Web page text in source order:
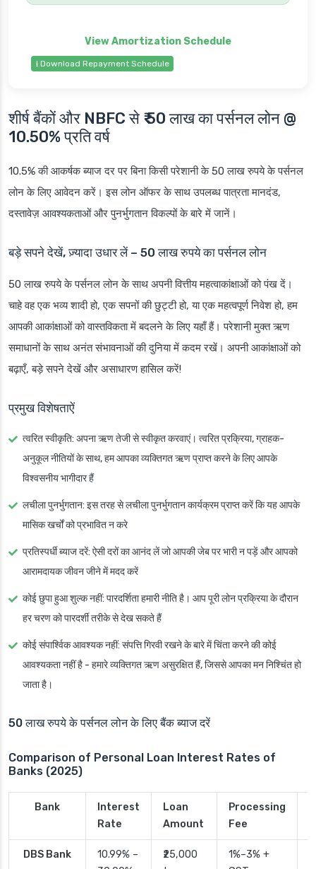
⭳ Download Repayment Schedule
शीर्ष बैंकों और NBFC से ₹ 50 लाख का पर्सनल लोन @
10.50% प्रति वर्ष
10.5% की आकर्षक ब्याज दर पर बिना किसी परेशानी के 50 लाख रुपये के पर्सनल
लोन के लिए आवेदन करें। इस लोन ऑफर के साथ उपलब्ध पात्रता मानदंड,
दस्तावेज़ आवश्यकताओं और पुनर्भुगतान विकल्पों के बारे में जानें।
बड़े सपने देखें, ज़्यादा उधार लें – 50 लाख रुपये का पर्सनल लोन
50 लाख रुपये के पर्सनल लोन के साथ अपनी वित्तीय महत्वाकांक्षाओं को पंख दें।
चाहे वह एक भव्य शादी हो, एक सपनों की छुट्टी हो, या एक महत्वपूर्ण निवेश हो, हम
आपकी आकांक्षाओं को वास्तविकता में बदलने के लिए यहाँ हैं। परेशानी मुक्त ऋण
समाधानों के साथ अनंत संभावनाओं की दुनिया में कदम रखें। अपनी आकांक्षाओं को
बढ़ाएँ, बड़े सपने देखें और असाधारण हासिल करें!
प्रमुख विशेषताऐं
त्वरित स्वीकृति: अपना ऋण तेजी से स्वीकृत करवाएं। त्वरित प्रक्रिया, ग्राहक-
अनुकूल नीतियों के साथ, हम आपका व्यक्तिगत ऋण प्राप्त करने के लिए आपके
विश्वसनीय भागीदार हैं
लचीला पुनर्भुगतान: इस तरह से लचीला पुनर्भुगतान कार्यक्रम प्राप्त करें कि यह आपके
मासिक खर्चों को प्रभावित न करे
प्रतिस्पर्धी ब्याज दरें: ऐसी दरों का आनंद लें जो आपकी जेब पर भारी न पड़ें और आपको
आरामदायक जीवन जीने में मदद करें
कोई छुपा हुआ शुल्क नहीं: पारदर्शिता हमारी नीति है। आप पूरी लोन प्रक्रिया के दौरान
हर चरण को पारदर्शी तरीके से देख सकते हैं
कोई संपार्श्विक आवश्यक नहीं: संपत्ति गिरवी रखने के बारे में चिंता करने की कोई
आवश्यकता नहीं है - हमारे व्यक्तिगत ऋण असुरक्षित हैं, जिससे आपका मन निश्चिंत हो
जाता है।
50 लाख रुपये के पर्सनल लोन के लिए बैंक ब्याज दरें
Comparison of Personal Loan Interest Rates of
Banks (2025)
Bank
Interest
Rate
Loan
Amount
Processing
Fee
DBS Bank
10.99% –
₹25,000
1%–3% +